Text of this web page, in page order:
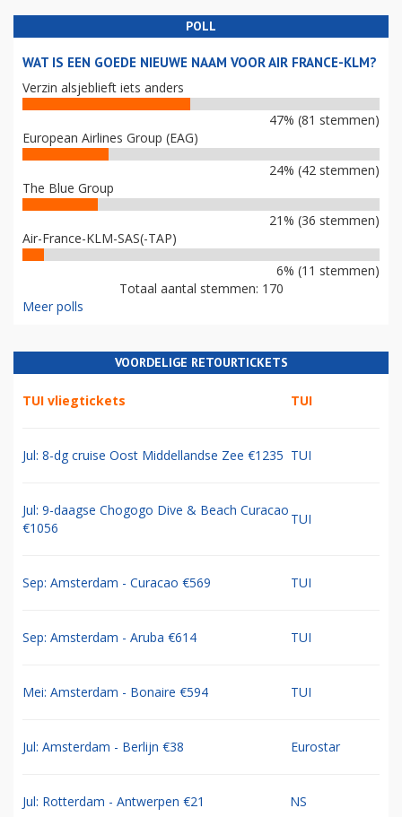
POLL
WAT IS EEN GOEDE NIEUWE NAAM VOOR AIR FRANCE-KLM?
Verzin alsjeblieft iets anders
47% (81 stemmen)
European Airlines Group (EAG)
24% (42 stemmen)
The Blue Group
21% (36 stemmen)
Air-France-KLM-SAS(-TAP)
6% (11 stemmen)
Totaal aantal stemmen: 170
Meer polls
VOORDELIGE RETOURTICKETS
TUI vliegtickets TUI
Jul: 8-dg cruise Oost Middellandse Zee €1235 TUI
Jul: 9-daagse Chogogo Dive & Beach Curacao
€1056
TUI
Sep: Amsterdam - Curacao €569 TUI
Sep: Amsterdam - Aruba €614 TUI
Mei: Amsterdam - Bonaire €594 TUI
Jul: Amsterdam - Berlijn €38 Eurostar
Jul: Rotterdam - Antwerpen €21 NS